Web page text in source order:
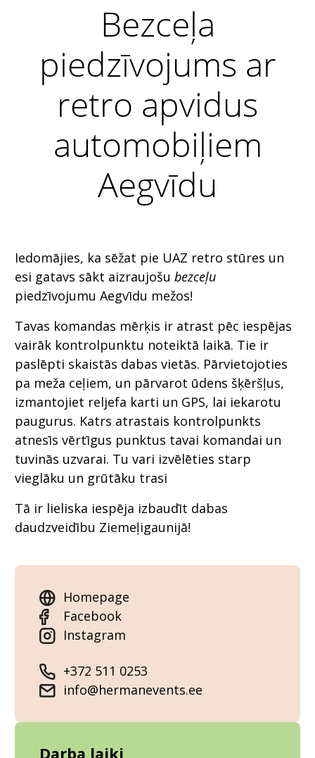
Bezceļa
piedzīvojums ar
retro apvidus
automobiļiem
Aegvīdu
Iedomājies, ka sēžat pie UAZ retro stūres un
esi gatavs sākt aizraujošu bezceļu
piedzīvojumu Aegvīdu mežos!
Tavas komandas mērķis ir atrast pēc iespējas
vairāk kontrolpunktu noteiktā laikā. Tie ir
paslēpti skaistās dabas vietās. Pārvietojoties
pa meža ceļiem, un pārvarot ūdens šķēršļus,
izmantojiet reljefa karti un GPS, lai iekarotu
paugurus. Katrs atrastais kontrolpunkts
atnesīs vērtīgus punktus tavai komandai un
tuvinās uzvarai. Tu vari izvēlēties starp
vieglāku un grūtāku trasi
Tā ir lieliska iespēja izbaudīt dabas
daudzveidību Ziemeļigaunijā!
Homepage
Facebook
Instagram
+372 511 0253
info@hermanevents.ee
Darba laiki